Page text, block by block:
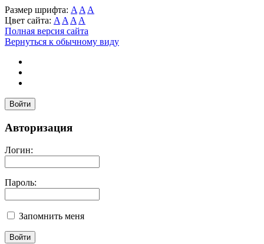
Размер шрифта: A A A
Цвет сайта: A A A A
Полная версия сайта
Вернуться к обычному виду
Войти
Авторизация
Логин:
Пароль:
Запомнить меня